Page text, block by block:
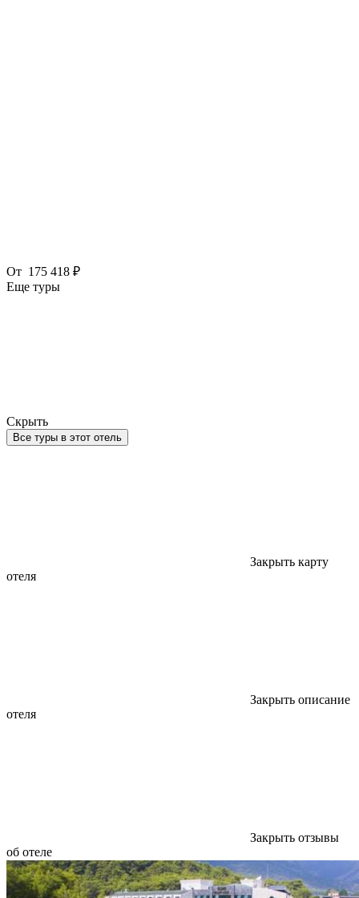
От 175 418 ₽
Еще туры
Скрыть
Все туры в этот отель
Закрыть карту
отеля
Закрыть описание
отеля
Закрыть отзывы
об отеле